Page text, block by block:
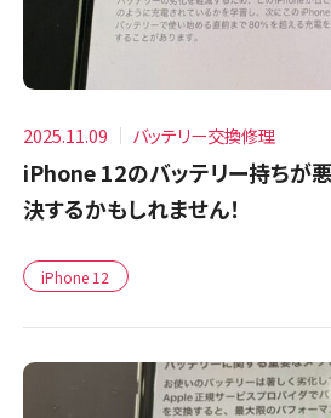
2025.11.09 バッテリー交換修理
iPhone 12のバッテリー持ちが
決するかもしれません！
iPhone 12